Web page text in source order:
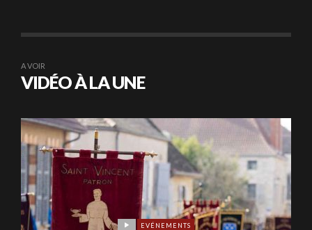
A VOIR
VIDÉO À LA UNE
EVÉNEMENTS